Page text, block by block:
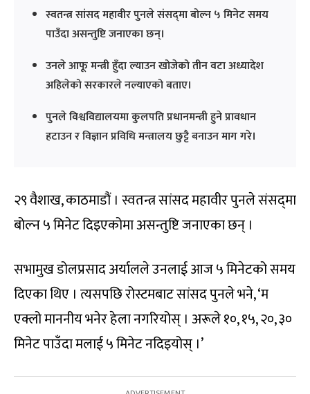
स्वतन्त्र सांसद महावीर पुनले संसद्‍मा बोल्न ५ मिनेट समय
पाउँदा असन्तुष्टि जनाएका छन्।
उनले आफू मन्त्री हुँदा ल्याउन खोजेको तीन वटा अध्यादेश
अहिलेको सरकारले नल्याएको बताए।
पुनले विश्वविद्यालयमा कुलपति प्रधानमन्त्री हुने प्रावधान
हटाउन र विज्ञान प्रविधि मन्त्रालय छुट्टै बनाउन माग गरे।
२९ वैशाख, काठमाडौं । स्वतन्त्र सांसद महावीर पुनले संसद्‍मा
बोल्न ५ मिनेट दिइएकोमा असन्तुष्टि जनाएका छन् ।
सभामुख डोलप्रसाद अर्यालले उनलाई आज ५ मिनेटको समय
दिएका थिए । त्यसपछि रोस्टमबाट सांसद पुनले भने, ‘म
एक्लो माननीय भनेर हेला नगरियोस् । अरूले १०, १५, २०, ३०
मिनेट पाउँदा मलाई ५ मिनेट नदिइयोस् ।’